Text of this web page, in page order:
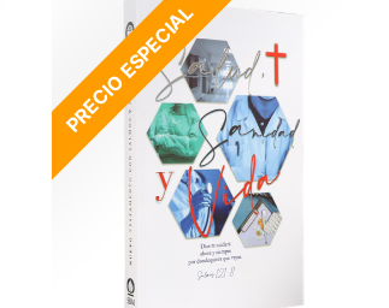
PRECIO ESPECIAL